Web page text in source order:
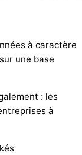
à caractère
une base
: les
à